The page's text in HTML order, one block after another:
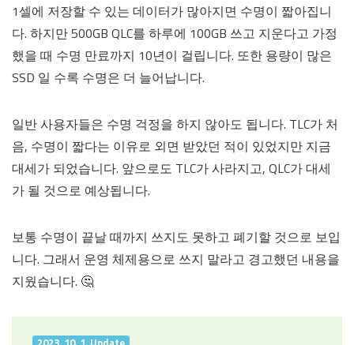
1셀에 저장할 수 있는 데이터가 많아지면 수명이 짧아집니
다. 하지만 500GB QLC를 하루에 100GB 쓰고 지운다고 가정
했을 때 수명 만료까지 10년이 걸립니다. 또한 용량이 많은
SSD 일 수록 수명은 더 늘어납니다.
일반 사용자들은 수명 걱정을 하지 않아도 됩니다. TLC가 처
음, 수명이 짧다는 이유로 외면 받았던 적이 있었지만 지금
대세가 되었습니다. 앞으로도 TLC가 사라지고, QLC가 대세
가 될 것으로 예상됩니다.
보통 수명이 끝날 때까지 쓰지도 못하고 폐기할 것으로 보입
니다. 그래서 운영 체제용으로 쓰지 말라고 경고했던 내용을
지웠습니다. 🤔